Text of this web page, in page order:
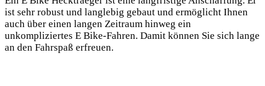
ist sehr robust und langlebig gebaut und ermöglicht Ihnen
auch über einen langen Zeitraum hinweg ein
unkompliziertes E Bike-Fahren. Damit können Sie sich lange
an den Fahrspaß erfreuen.